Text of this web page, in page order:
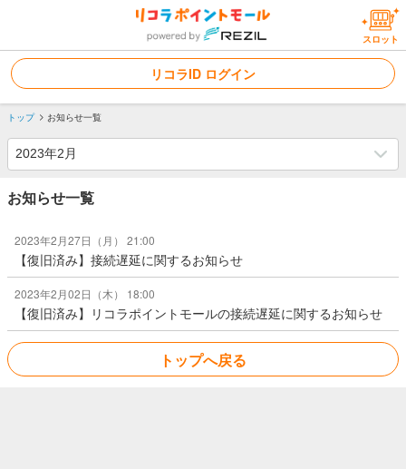
スロット
リコラID ログイン
トップ お知らせ一覧
お知らせ一覧
2023年2月27日（月） 21:00
【復旧済み】接続遅延に関するお知らせ
2023年2月02日（木） 18:00
【復旧済み】リコラポイントモールの接続遅延に関するお知らせ
トップへ戻る